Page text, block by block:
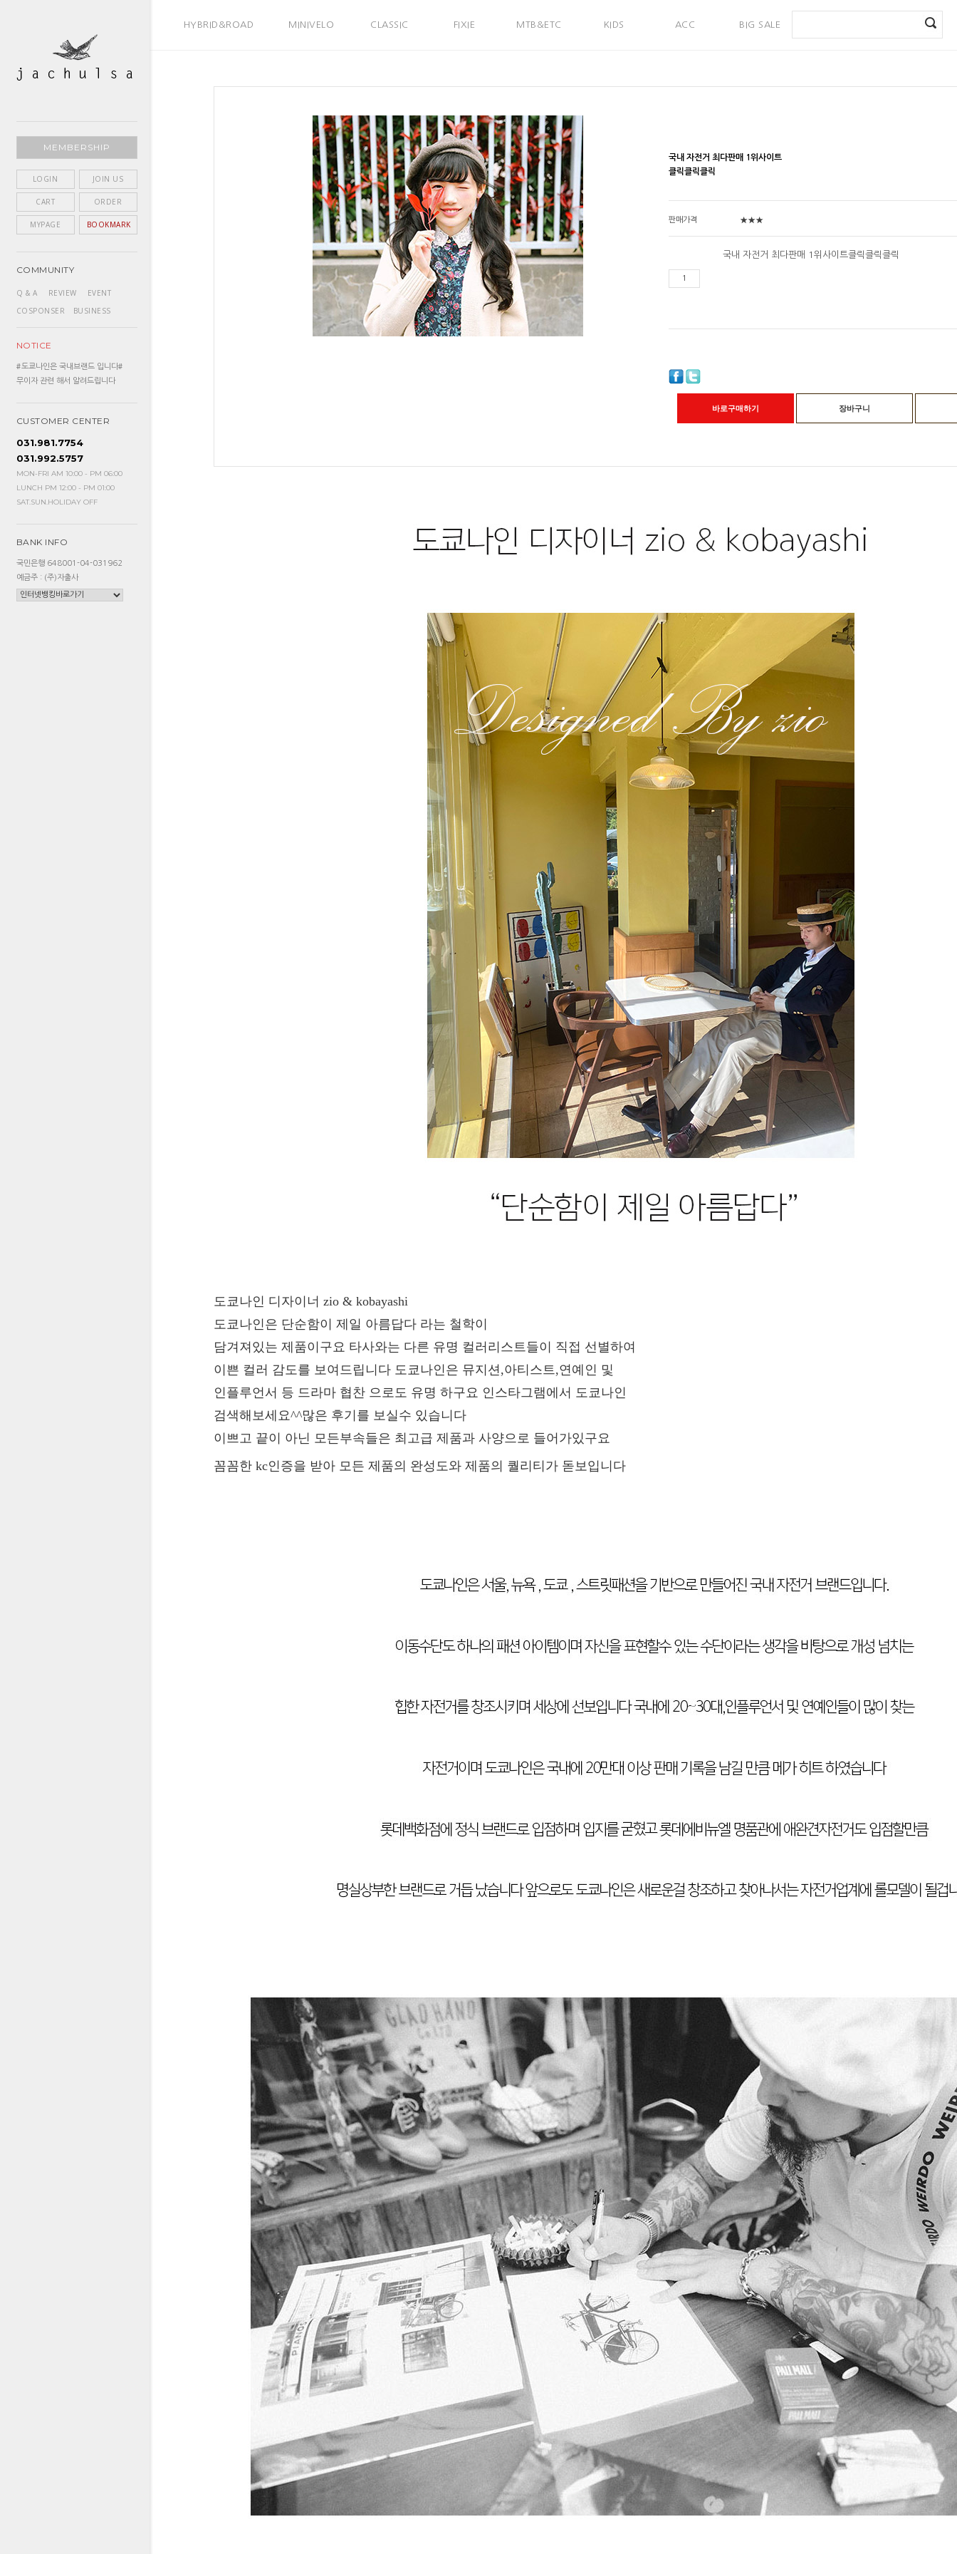
HYBRID&ROAD MINIVELO CLASSIC FIXIE MTB&ETC KIDS ACC BIG SALE
MEMBERSHIP
LOGIN JOIN US
CART ORDER
MYPAGE BOOKMARK
COMMUNITY
Q & A REVIEW
EVENT
COSPONSER
BUSINESS
NOTICE
#도쿄나인은 국내브랜드 입니다#
무이자 관련 해서 알려드립니다
CUSTOMER CENTER
031.981.7754
031.992.5757
MON-FRI AM 10:00 - PM 06:00
LUNCH PM 12:00 - PM 01:00
SAT.SUN.HOLIDAY OFF
BANK INFO
국민은행 648001-04-031962
예금주 : (주)자출사
국내 자전거 최다판매 1위사이트
클릭클릭클릭
판매가격 ★★★
국내 자전거 최다판매 1위사이트클릭클릭클릭
바로구매하기 장바구니
도쿄나인 디자이너 zio & kobayashi
도쿄나인은 단순함이 제일 아름답다 라는 철학이
담겨져있는 제품이구요 타사와는 다른 유명 컬러리스트들이 직접 선별하여
이쁜 컬러 감도를 보여드립니다 도쿄나인은 뮤지션,아티스트,연예인 및
인플루언서 등 드라마 협찬 으로도 유명 하구요 인스타그램에서 도쿄나인
검색해보세요^^많은 후기를 보실수 있습니다
이쁘고 끝이 아닌 모든부속들은 최고급 제품과 사양으로 들어가있구요
꼼꼼한 kc인증을 받아 모든 제품의 완성도와 제품의 퀄리티가 돋보입니다